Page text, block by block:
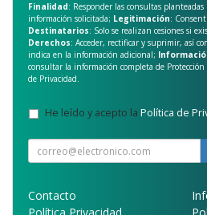
Finalidad: Responder las consultas
información solicitada; Legitimación:
Destinatarios: Solo se realizan cesiones si
Derechos: Acceder, rectificar y suprimir, así
indica en la información adicional;
consultar la información completa de
de Privacidad.
He leído y acepto la Política de
Contacto